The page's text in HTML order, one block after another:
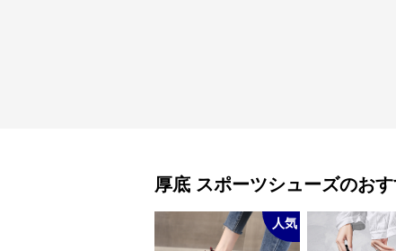
厚底 スポーツシューズのお
人気